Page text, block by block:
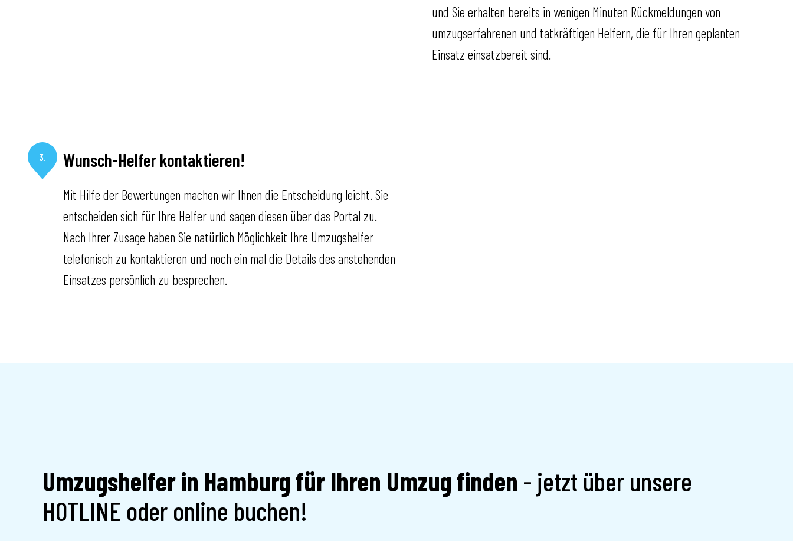
und Sie erhalten bereits in wenigen Minuten Rückmeldungen von
umzugserfahrenen und tatkräftigen Helfern, die für Ihren geplanten
Einsatz einsatzbereit sind.
3. Wunsch-Helfer kontaktieren!
Mit Hilfe der Bewertungen machen wir Ihnen die Entscheidung leicht. Sie
entscheiden sich für Ihre Helfer und sagen diesen über das Portal zu.
Nach Ihrer Zusage haben Sie natürlich Möglichkeit Ihre Umzugshelfer
telefonisch zu kontaktieren und noch ein mal die Details des anstehenden
Einsatzes persönlich zu besprechen.
Umzugshelfer in Hamburg für Ihren Umzug finden - jetzt über unsere
HOTLINE oder online buchen!